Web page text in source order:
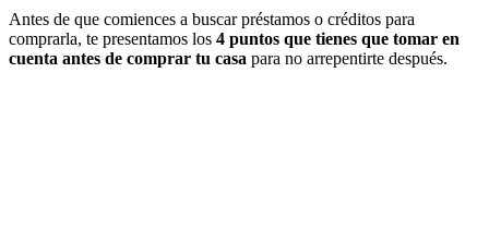
Antes de que comiences a buscar préstamos o créditos para
comprarla, te presentamos los 4 puntos que tienes que tomar en
cuenta antes de comprar tu casa para no arrepentirte después.